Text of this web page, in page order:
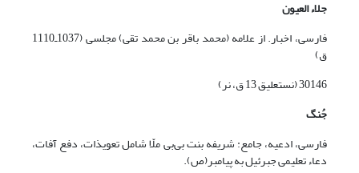
جلاء العیون
فارسی، اخبار. از علامه (محمد باقر بن محمد تقی) مجلسی (1037ـ1110
ق)
30146 (نستعلیق 13 ق، نر)
جُنگ
فارسی، ادعیه، جامع: شریفه بنت بی‌بی ملّا شامل تعویذات، دفع آفات،
دعاء تعلیمی جبرئیل به پیامبر(ص).